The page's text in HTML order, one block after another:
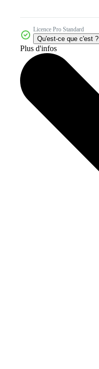
Licence Pro Standard
Qu'est-ce que c'est ?
Plus d'infos